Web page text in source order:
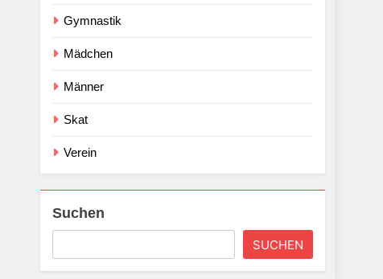
Gymnastik
Mädchen
Männer
Skat
Verein
Suchen
SUCHEN